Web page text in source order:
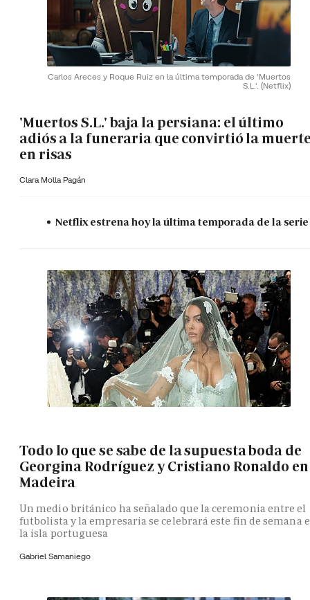
Carlos Areces y Roque Ruiz en la última temporada de 'Muertos
S.L.'. (Netflix)
'Muertos S.L.' baja la persiana: el último
adiós a la funeraria que convirtió la
en risas
Clara Molla Pagán
Netflix estrena hoy la última temporada de la serie
Todo lo que se sabe de la supuesta boda de
Georgina Rodríguez y Cristiano Ronaldo en
Madeira
Un medio británico ha señalado que la ceremonia entre el
futbolista y la empresaria se celebrará este fin de semana
la isla portuguesa
Gabriel Samaniego